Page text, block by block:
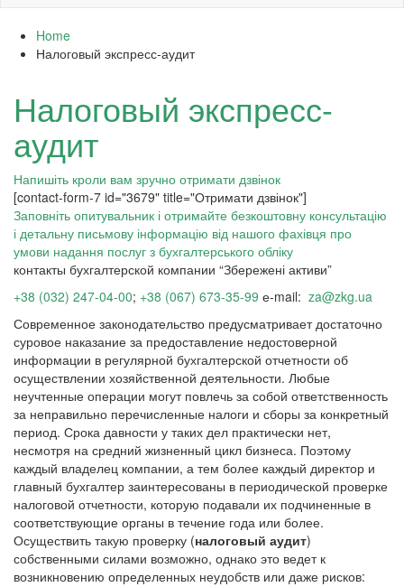
Home
Налоговый экспресс-аудит
Налоговый экспресс-
аудит
Напишіть кроли вам зручно отримати дзвінок
[contact-form-7 id="3679" title="Отримати дзвінок"]
Заповніть опитувальник і отримайте безкоштовну консультацію
і детальну письмову інформацію від нашого фахівця про
умови надання послуг з бухгалтерського обліку
контакты бухгалтерской компании “Збережені активи”
+38 (032) 247-04-00; +38 (067) 673-35-99 е-mail: za@zkg.ua
Современное законодательство предусматривает достаточно
суровое наказание за предоставление недостоверной
информации в регулярной бухгалтерской отчетности об
осуществлении хозяйственной деятельности. Любые
неучтенные операции могут повлечь за собой ответственность
за неправильно перечисленные налоги и сборы за конкретный
период. Срока давности у таких дел практически нет,
несмотря на средний жизненный цикл бизнеса. Поэтому
каждый владелец компании, а тем более каждый директор и
главный бухгалтер заинтересованы в периодической проверке
налоговой отчетности, которую подавали их подчиненные в
соответствующие органы в течение года или более.
Осуществить такую ​​проверку (налоговый аудит)
собственными силами возможно, однако это ведет к
возникновению определенных неудобств или даже рисков: